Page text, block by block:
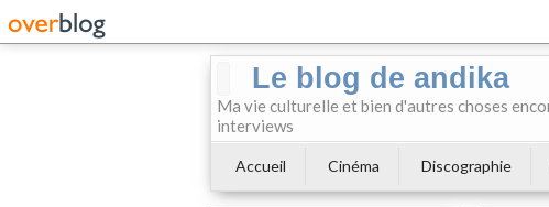
Le blog de andika
Ma vie culturelle et bien d'autres choses
interviews
Accueil Cinéma Discographie